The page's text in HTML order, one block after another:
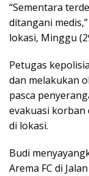
“Sementara
ditangani
lokasi, Minggu
Petugas
dan melakukan
pasca
evakuasi
di lokasi.
Budi
Arema FC di